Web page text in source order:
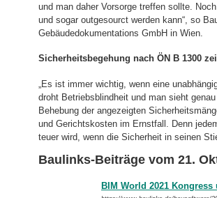
und man daher Vorsorge treffen sollte.
und sogar outgesourct werden kann“, so
Gebäudedokumentations GmbH in Wien.
Sicherheitsbegehung nach ÖN B 1300
„Es ist immer wichtig, wenn eine
droht Betriebsblindheit und man sieht
Behebung der angezeigten
und Gerichtskosten im Ernstfall. Denn
teuer wird, wenn die Sicherheit in seinen
Baulinks-Beiträge vom 21.
BIM World 2021